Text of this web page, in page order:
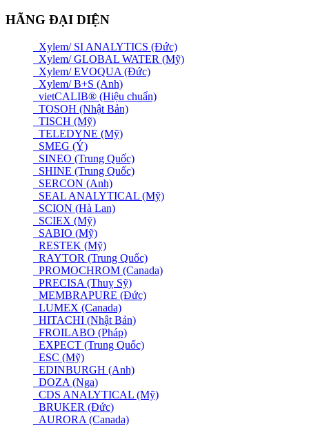
HÃNG ĐẠI DIỆN
Xylem/ SI ANALYTICS (Đức)
Xylem/ GLOBAL WATER (Mỹ)
Xylem/ EVOQUA (Đức)
Xylem/ B+S (Anh)
vietCALIB® (Hiệu chuẩn)
TOSOH (Nhật Bản)
TISCH (Mỹ)
TELEDYNE (Mỹ)
SMEG (Ý)
SINEO (Trung Quốc)
SHINE (Trung Quốc)
SERCON (Anh)
SEAL ANALYTICAL (Mỹ)
SCION (Hà Lan)
SCIEX (Mỹ)
SABIO (Mỹ)
RESTEK (Mỹ)
RAYTOR (Trung Quốc)
PROMOCHROM (Canada)
PRECISA (Thuỵ Sỹ)
MEMBRAPURE (Đức)
LUMEX (Canada)
HITACHI (Nhật Bản)
FROILABO (Pháp)
EXPECT (Trung Quốc)
ESC (Mỹ)
EDINBURGH (Anh)
DOZA (Nga)
CDS ANALYTICAL (Mỹ)
BRUKER (Đức)
AURORA (Canada)